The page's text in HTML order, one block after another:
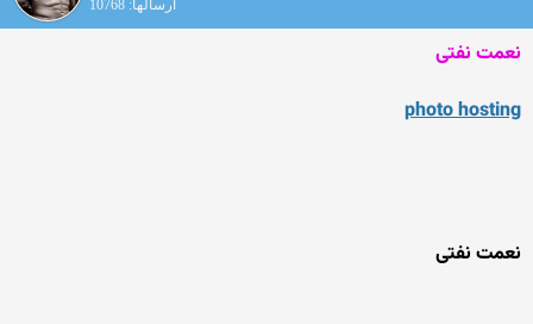
ارسالها: 10768
نعمت نفتی
photo hosting
نعمت نفتی